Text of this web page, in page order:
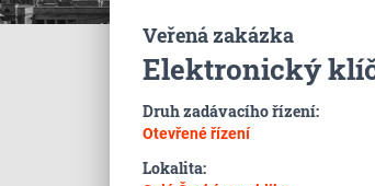
Veřená zakázka
Elektronický
Druh zadávacího řízení:
Otevřené řízení
Lokalita: